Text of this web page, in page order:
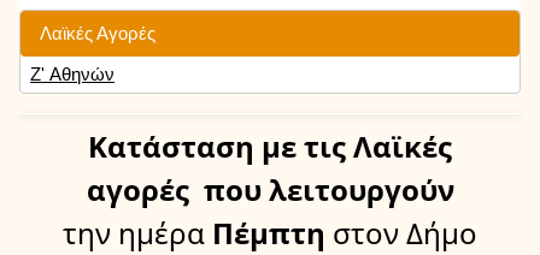
Λαϊκές Αγορές
Ζ' Αθηνών
Κατάσταση με τις Λαϊκές
αγορές που λειτουργούν
την ημέρα Πέμπτη στον Δήμο